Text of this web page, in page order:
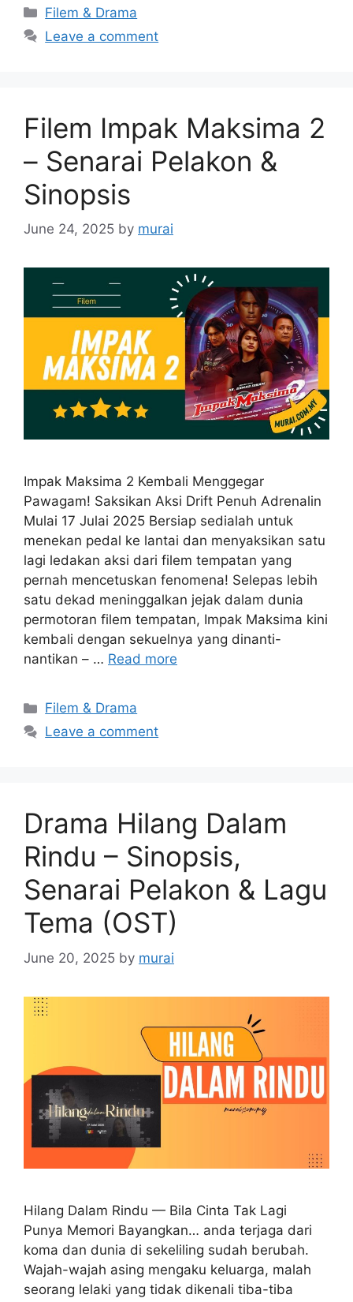
Categories
Filem & Drama
Leave a comment
Filem Impak Maksima 2
– Senarai Pelakon &
Sinopsis
June 24, 2025 by murai
Impak Maksima 2 Kembali Menggegar
Pawagam! Saksikan Aksi Drift Penuh Adrenalin
Mulai 17 Julai 2025 Bersiap sedialah untuk
menekan pedal ke lantai dan menyaksikan satu
lagi ledakan aksi dari filem tempatan yang
pernah mencetuskan fenomena! Selepas lebih
satu dekad meninggalkan jejak dalam dunia
permotoran filem tempatan, Impak Maksima kini
kembali dengan sekuelnya yang dinanti-
nantikan – … Read more
Categories
Filem & Drama
Leave a comment
Drama Hilang Dalam
Rindu – Sinopsis,
Senarai Pelakon & Lagu
Tema (OST)
June 20, 2025 by murai
Hilang Dalam Rindu — Bila Cinta Tak Lagi
Punya Memori Bayangkan… anda terjaga dari
koma dan dunia di sekeliling sudah berubah.
Wajah-wajah asing mengaku keluarga, malah
seorang lelaki yang tidak dikenali tiba-tiba